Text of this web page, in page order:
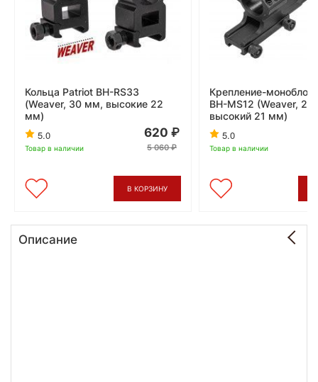
Кольца Patriot BH-RS33
(Weaver, 30 мм, высокие 22
мм)
5.0
Товар в наличии
620
5 060
В КОРЗИНУ
Крепление-моноблок
BH-MS12 (Weaver,
высокий 21 мм)
5.0
Товар в наличии
Описание